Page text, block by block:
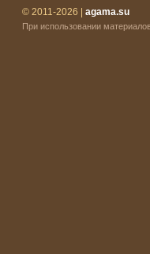
© 2011-2026 | agama.su
При использовании